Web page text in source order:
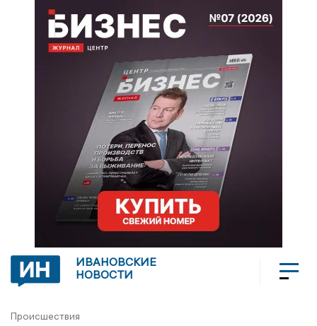
ИВАНОВСКИЕ
НОВОСТИ
Происшествия